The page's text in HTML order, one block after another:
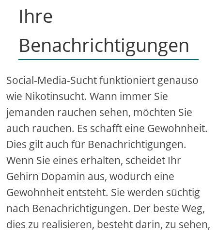
Ihre
Benachrichtigungen
Social-Media-Sucht funktioniert genauso
wie Nikotinsucht. Wann immer Sie
jemanden rauchen sehen, möchten Sie
auch rauchen. Es schafft eine Gewohnheit.
Dies gilt auch für Benachrichtigungen.
Wenn Sie eines erhalten, scheidet Ihr
Gehirn Dopamin aus, wodurch eine
Gewohnheit entsteht. Sie werden süchtig
nach Benachrichtigungen. Der beste Weg,
dies zu realisieren, besteht darin, zu sehen,